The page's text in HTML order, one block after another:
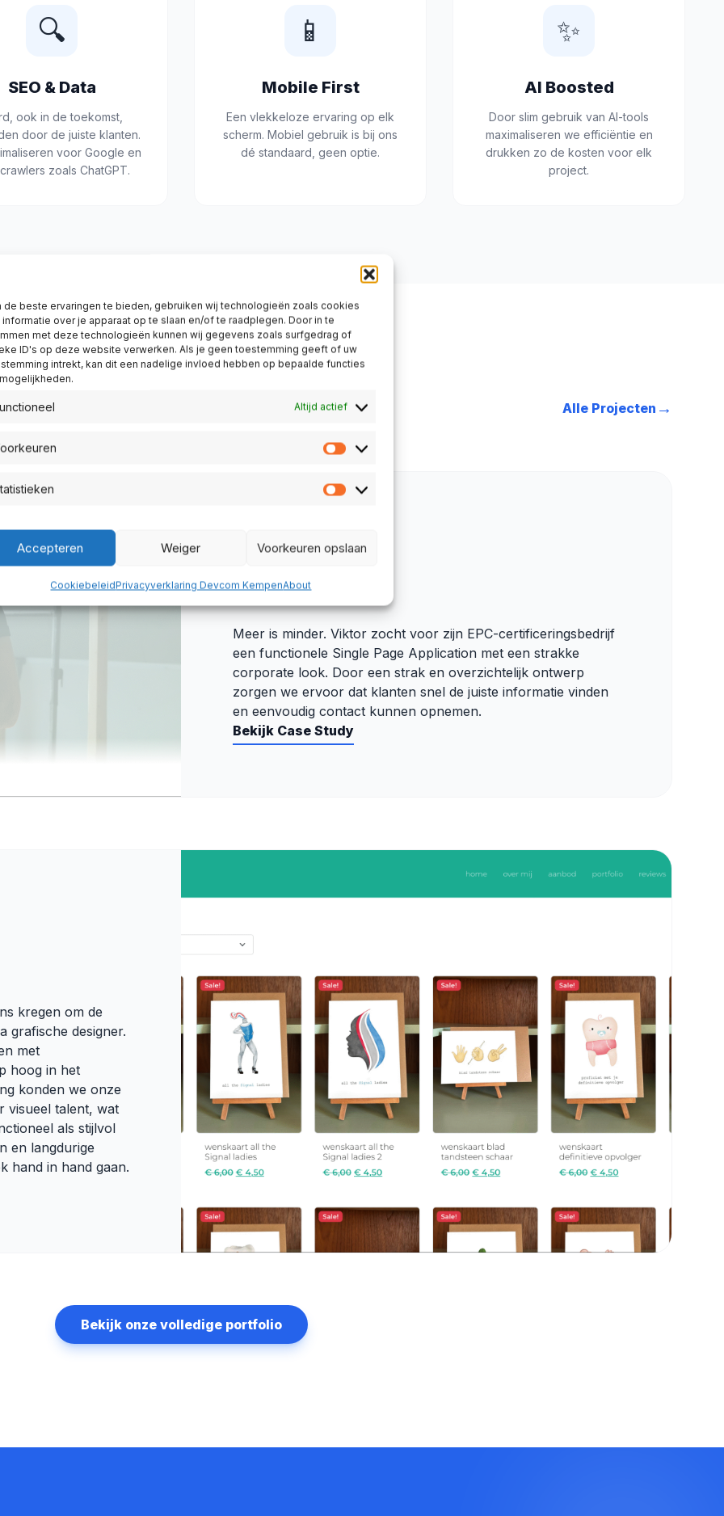
de beste ervaringen te bieden, gebruiken wij technologieën zoals cookies
informatie over je apparaat op te slaan en/of te raadplegen. Door in te
met deze technologieën kunnen wij gegevens zoals surfgedrag of
ID's op deze website verwerken. Als je geen toestemming geeft of uw
intrekt, kan dit een nadelige invloed hebben op bepaalde functies
Altijd actief
Voorkeuren
Statistieken
Accepteren Weiger Voorkeuren opslaan
CookiebeleidPrivacyverklaring Devcom KempenAbout
🔍
SEO & Data
ook in de toekomst,
door de juiste klanten.
voor Google en
zoals ChatGPT.
📱
Mobile First
Een vlekkeloze ervaring op elk
scherm. Mobiel gebruik is bij ons
dé standaard, geen optie.
✨
AI Boosted
Door slim gebruik van AI-tools
maximaliseren we efficiëntie en
drukken zo de kosten voor elk
project.
Alle Projecten →
Meer is minder. Viktor zocht voor zijn EPC-certificeringsbedrijf
een functionele Single Page Application met een strakke
corporate look. Door een strak en overzichtelijk ontwerp
zorgen we ervoor dat klanten snel de juiste informatie vinden
en eenvoudig contact kunnen opnemen.
Bekijk Case Study
kregen om de
grafische designer.
met
hoog in het
konden we onze
visueel talent, wat
als stijlvol
en langdurige
hand in hand gaan.
Bekijk onze volledige portfolio